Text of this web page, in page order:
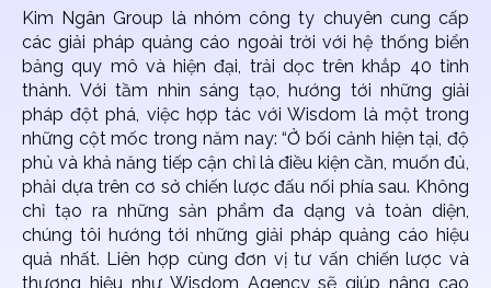
Kim Ngân Group là nhóm công ty chuyên cung cấp
các giải pháp quảng cáo ngoài trời với hệ thống biển
bảng quy mô và hiện đại, trải dọc trên khắp 40 tỉnh
thành. Với tầm nhìn sáng tạo, hướng tới những giải
pháp đột phá, việc hợp tác với Wisdom là một trong
những cột mốc trong năm nay: “Ở bối cảnh hiện tại, độ
phủ và khả năng tiếp cận chỉ là điều kiện cần, muốn đủ,
phải dựa trên cơ sở chiến lược đấu nối phía sau. Không
chỉ tạo ra những sản phẩm đa dạng và toàn diện,
chúng tôi hướng tới những giải pháp quảng cáo hiệu
quả nhất. Liên hợp cùng đơn vị tư vấn chiến lược và
thương hiệu như Wisdom Agency sẽ giúp nâng cao